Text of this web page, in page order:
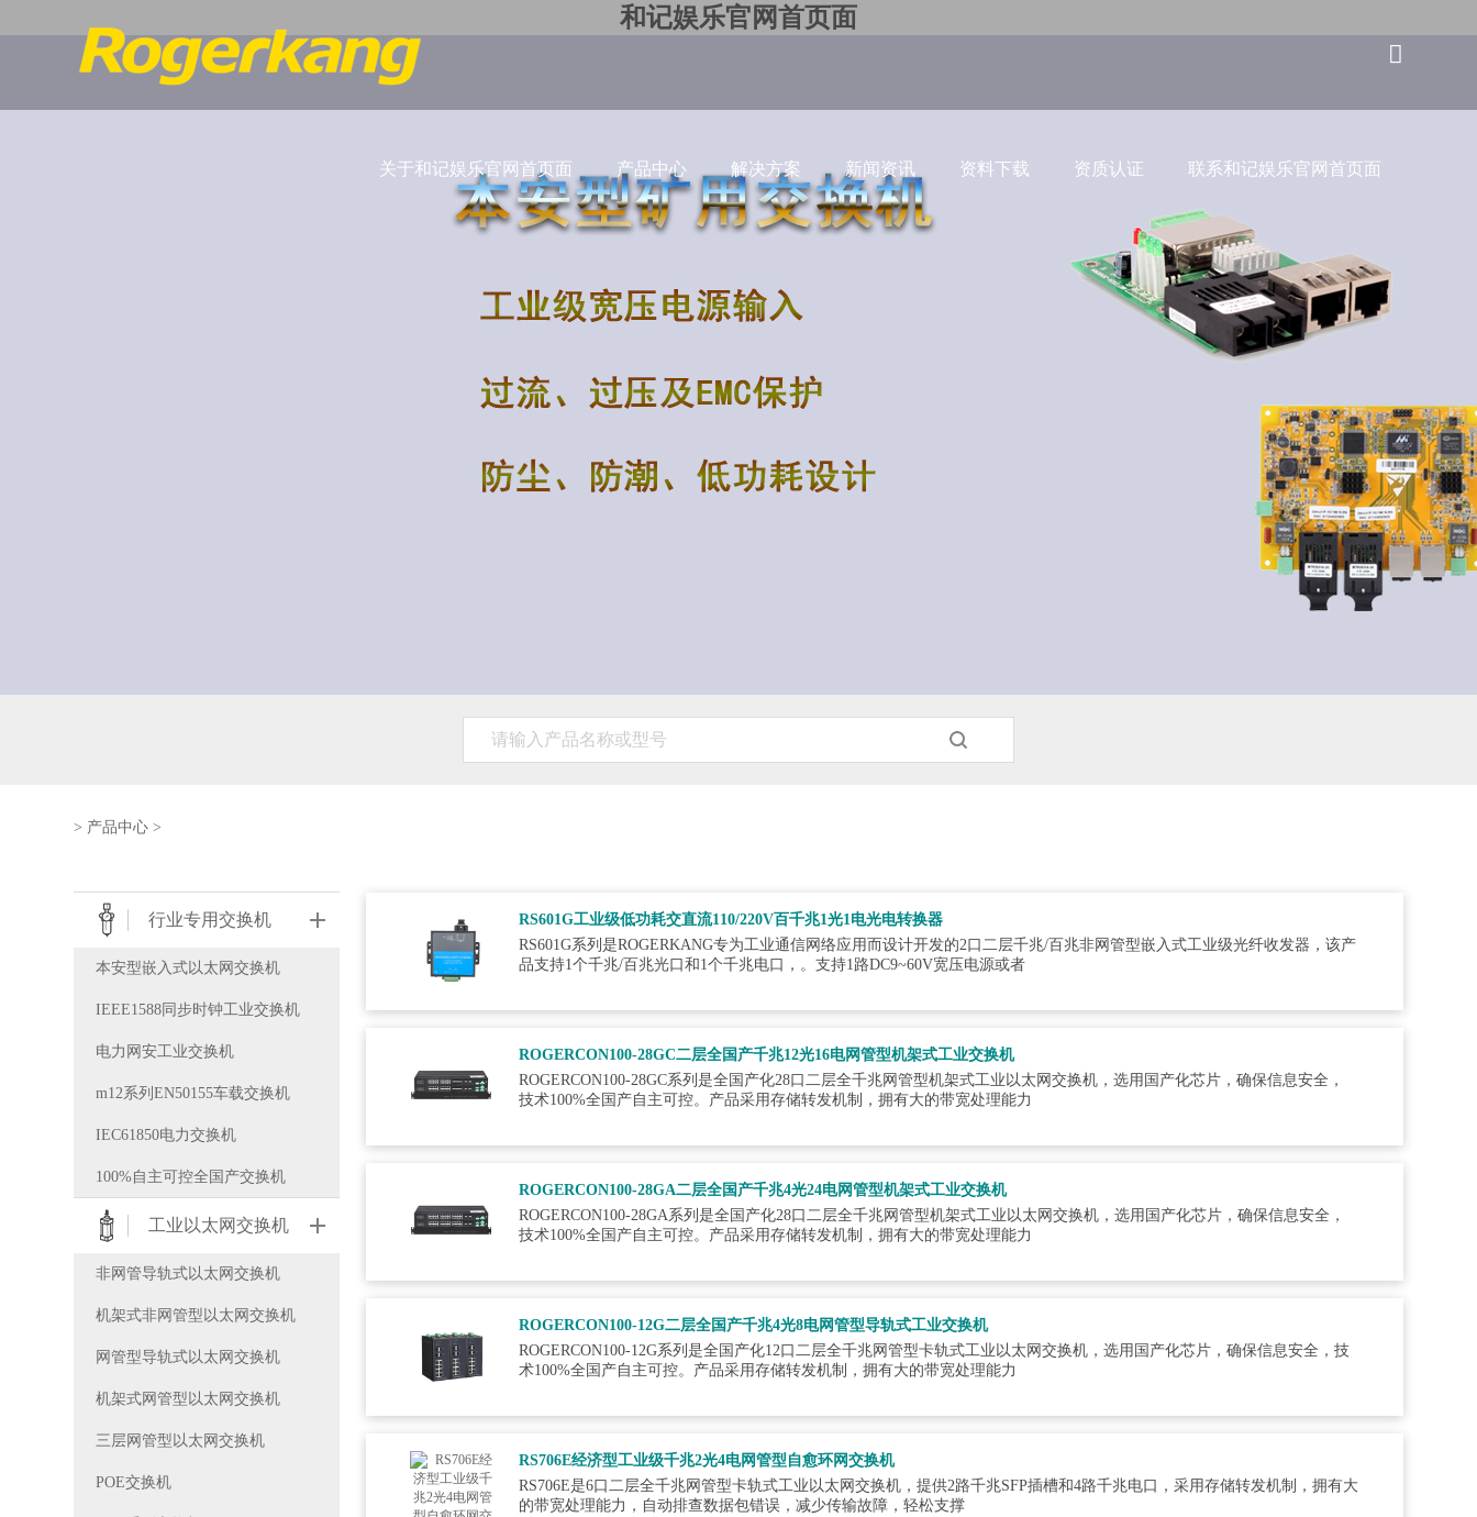
和记娱乐官网首页面
关于和记娱乐官网首页面 产品中心 解决方案 新闻资讯 资料下载 资质认证 联系和记娱乐官网首页面
> 产品中心 >
行业专用交换机
本安型嵌入式以太网交换机
IEEE1588同步时钟工业交换机
电力网安工业交换机
m12系列EN50155车载交换机
IEC61850电力交换机
100%自主可控全国产交换机
工业以太网交换机
非网管导轨式以太网交换机
机架式非网管型以太网交换机
网管型导轨式以太网交换机
机架式网管型以太网交换机
三层网管型以太网交换机
POE交换机
RS601G工业级低功耗交直流110/220V百千兆1光1电光电转换器
RS601G系列是ROGERKANG专为工业通信网络应用而设计开发的2口二层千兆/百兆非网管型嵌入式工业级光纤收发器，该产
品支持1个千兆/百兆光口和1个千兆电口，。支持1路DC9~60V宽压电源或者
ROGERCON100-28GC二层全国产千兆12光16电网管型机架式工业交换机
ROGERCON100-28GC系列是全国产化28口二层全千兆网管型机架式工业以太网交换机，选用国产化芯片，确保信息安全，
技术100%全国产自主可控。产品采用存储转发机制，拥有大的带宽处理能力
ROGERCON100-28GA二层全国产千兆4光24电网管型机架式工业交换机
ROGERCON100-28GA系列是全国产化28口二层全千兆网管型机架式工业以太网交换机，选用国产化芯片，确保信息安全，
技术100%全国产自主可控。产品采用存储转发机制，拥有大的带宽处理能力
ROGERCON100-12G二层全国产千兆4光8电网管型导轨式工业交换机
ROGERCON100-12G系列是全国产化12口二层全千兆网管型卡轨式工业以太网交换机，选用国产化芯片，确保信息安全，技
术100%全国产自主可控。产品采用存储转发机制，拥有大的带宽处理能力
RS706E经济型工业级千兆2光4电网管型自愈环网交换机
RS706E是6口二层全千兆网管型卡轨式工业以太网交换机，提供2路千兆SFP插槽和4路千兆电口，采用存储转发机制，拥有大
的带宽处理能力，自动排查数据包错误，减少传输故障，轻松支撑